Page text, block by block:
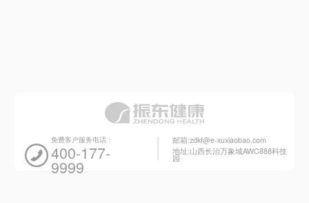
免费客户服务电话：
400-177-
9999
邮箱:zdkf@e-xuxiaobao.com
地址:山西长治万象城AWC888科技
园